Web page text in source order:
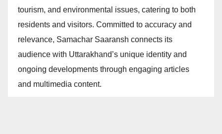
tourism, and environmental issues, catering to both
residents and visitors. Committed to accuracy and
relevance, Samachar Saaransh connects its
audience with Uttarakhand’s unique identity and
ongoing developments through engaging articles
and multimedia content.